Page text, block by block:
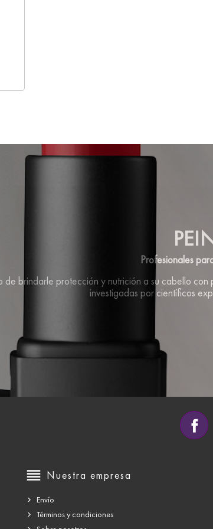
Profesionales
de brindarle protección y nutrición a su cabello
investigadas por científicos
reorder Nuestra empresa
Envío
Términos y condiciones